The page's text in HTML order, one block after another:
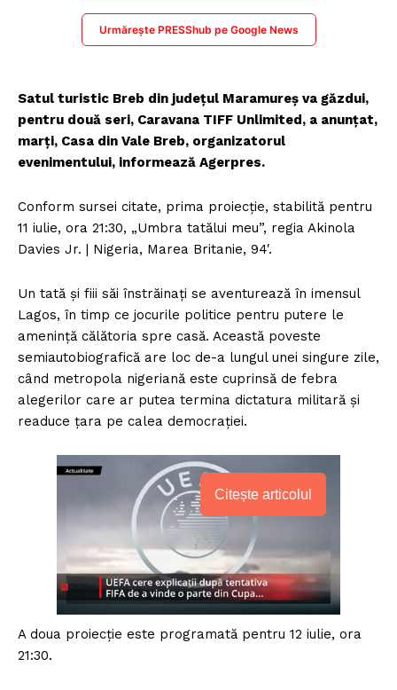
Urmărește PRESShub pe Google News
Satul turistic Breb din judeţul Maramureş va găzdui,
pentru două seri, Caravana TIFF Unlimited, a anunțat,
marţi, Casa din Vale Breb, organizatorul
evenimentului, informează Agerpres.
Conform sursei citate, prima proiecţie, stabilită pentru
11 iulie, ora 21:30, „Umbra tatălui meu”, regia Akinola
Davies Jr. | Nigeria, Marea Britanie, 94′.
Un tată şi fiii săi înstrăinaţi se aventurează în imensul
Lagos, în timp ce jocurile politice pentru putere le
ameninţă călătoria spre casă. Această poveste
semiautobiografică are loc de-a lungul unei singure zile,
când metropola nigeriană este cuprinsă de febra
alegerilor care ar putea termina dictatura militară şi
readuce ţara pe calea democraţiei.
Citește articolul
A doua proiecţie este programată pentru 12 iulie, ora
21:30.